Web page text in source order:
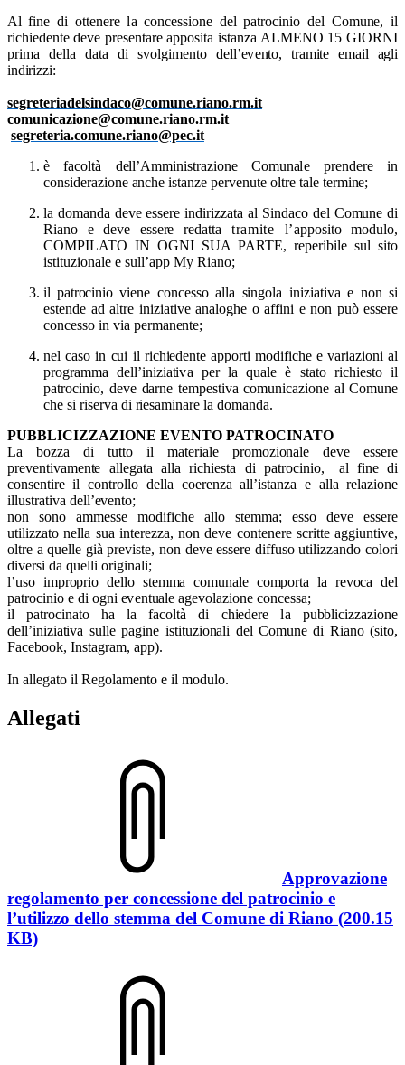
Al fine di ottenerela concessione del patrocinio del Comune,il
richiedentedeve presentare apposita istanza ALMENO 15 GIORNI
prima della datadisvolgimento dell’evento, tramite email agli
indirizzi:
segreteriadelsindaco@comune.riano.rm.it
comunicazione@comune.riano.rm.it
segreteria.comune.riano@pec.it
èfacoltà dell’Amministrazione Comunaleprendere in
considerazione ancheistanze pervenute oltre tale termine;
la domanda deve essereindirizzataal Sindaco del Comunedi
Riano e deve essere redatta tramite l’appositomodulo,
COMPILATO IN OGNI SUA PARTE, reperibile sulsito
istituzionale e sull’app My Riano;
il patrocinioviene concesso alla singola iniziativa e non si
estende ad altre iniziative analoghe o affini e non può essere
concesso in via permanente;
nel casoin cui il richiedenteapportimodifiche evariazioni al
programma dell’iniziativa per la quale è stato richiesto il
patrocinio, deve darne tempestiva comunicazione al Comune
che si riserva di riesaminare la domanda.
PUBBLICIZZAZIONE EVENTO PATROCINATO
La bozza di tutto il materiale promozionale deve essere
preventivamente allegata alla richiesta di patrocinio, al fine di
consentireil controllo della coerenza all’istanza e alla relazione
illustrativa dell’evento;
non sono ammesse modifiche allo stemma; esso deve essere
utilizzato nella sua interezza, non deve contenere scritte aggiuntive,
oltre a quelle già previste, non deve essere diffuso utilizzando colori
diversi da quelli originali;
l’uso improprio dello stemma comunale comportala revoca del
patrocinio e di ogni eventuale agevolazione concessa;
il patrocinato hala facoltà di chiederela pubblicizzazione
dell’iniziativa sullepagine istituzionali del Comunedi Riano (sito,
Facebook, Instagram, app).
In allegato il Regolamento e il modulo.
Allegati
Approvazione
regolamento per concessione del patrocinio e
l’utilizzo dello stemma del Comune di Riano (200.15
KB)